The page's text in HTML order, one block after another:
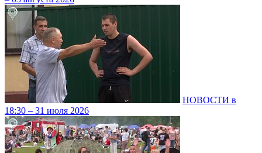
НОВОСТИ в
18:30 – 31 июля 2026